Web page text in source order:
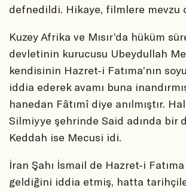
defnedildi. Hikaye, filmlere mevzu
Kuzey Afrika ve Mısır’da hüküm
devletinin kurucusu Ubeydullah
kendisinin Hazret-i Fatıma’nın
iddia ederek avamı buna
hanedan Fâtımî diye anılmıştır.
Silmiyye şehrinde Said adında bir
Keddah ise Mecusi idi.
İran Şahı İsmail de Hazret-i
geldiğini iddia etmiş, hatta